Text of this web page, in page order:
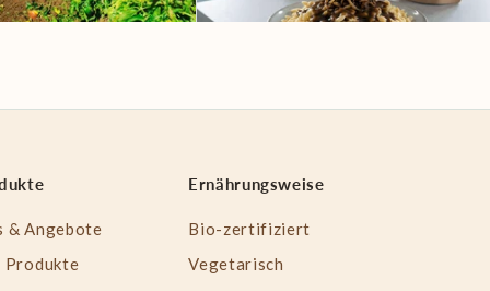
& Angebote
Produkte
Ernährungsweise
Bio-zertifiziert
Vegetarisch